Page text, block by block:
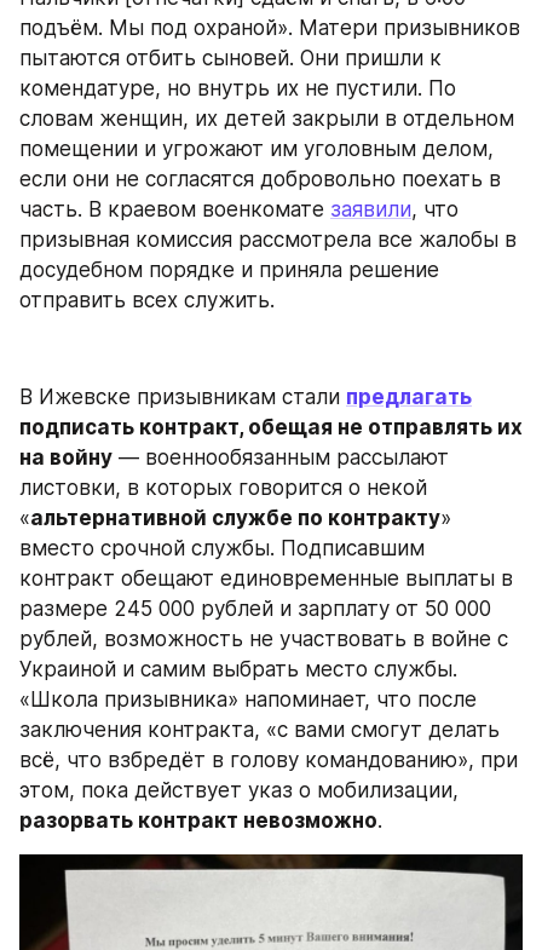
подъём. Мы под охраной». Матери призывников
пытаются отбить сыновей. Они пришли к
комендатуре, но внутрь их не пустили. По
словам женщин, их детей закрыли в отдельном
помещении и угрожают им уголовным делом,
если они не согласятся добровольно поехать в
часть. В краевом военкомате заявили, что
призывная комиссия рассмотрела все жалобы в
досудебном порядке и приняла решение
отправить всех служить.
В Ижевске призывникам стали предлагать
подписать контракт, обещая не отправлять их
на войну — военнообязанным рассылают
листовки, в которых говорится о некой
«альтернативной службе по контракту»
вместо срочной службы. Подписавшим
контракт обещают единовременные выплаты в
размере 245 000 рублей и зарплату от 50 000
рублей, возможность не участвовать в войне с
Украиной и самим выбрать место службы.
«Школа призывника» напоминает, что после
заключения контракта, «с вами смогут делать
всё, что взбредёт в голову командованию», при
разорвать контракт невозможно.